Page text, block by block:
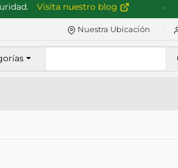
Visita nuestro blog
Nuestra Ubicación